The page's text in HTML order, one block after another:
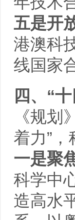
五是开
港澳科
线国家
四、“
《规
着力”，
一是聚
科学中
造高水